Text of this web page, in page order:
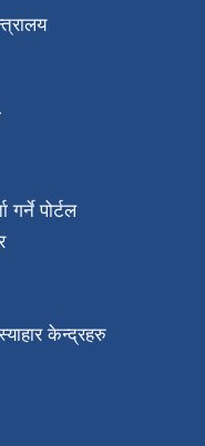
गर्ने पोर्टल
केन्द्रहरु